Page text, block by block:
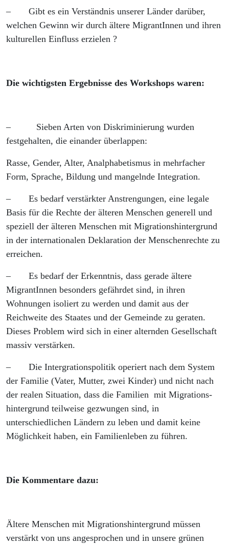
– Gibt es ein Verständnis unserer Länder darüber,
welchen Gewinn wir durch ältere MigrantInnen und ihren
kulturellen Einfluss erzielen ?
Die wichtigsten Ergebnisse des Workshops waren:
– Sieben Arten von Diskriminierung wurden
festgehalten, die einander überlappen:
Rasse, Gender, Alter, Analphabetismus in mehrfacher
Form, Sprache, Bildung und mangelnde Integration.
– Es bedarf verstärkter Anstrengungen, eine legale
Basis für die Rechte der älteren Menschen generell und
speziell der älteren Menschen mit Migrationshintergrund
in der internationalen Deklaration der Menschenrechte zu
erreichen.
– Es bedarf der Erkenntnis, dass gerade ältere
MigrantInnen besonders gefährdet sind, in ihren
Wohnungen isoliert zu werden und damit aus der
Reichweite des Staates und der Gemeinde zu geraten.
Dieses Problem wird sich in einer alternden Gesellschaft
massiv verstärken.
– Die Intergrationspolitik operiert nach dem System
der Familie (Vater, Mutter, zwei Kinder) und nicht nach
der realen Situation, dass die Familien mit Migrations-
hintergrund teilweise gezwungen sind, in
unterschiedlichen Ländern zu leben und damit keine
Möglichkeit haben, ein Familienleben zu führen.
Die Kommentare dazu:
Ältere Menschen mit Migrationshintergrund müssen
verstärkt von uns angesprochen und in unsere grünen